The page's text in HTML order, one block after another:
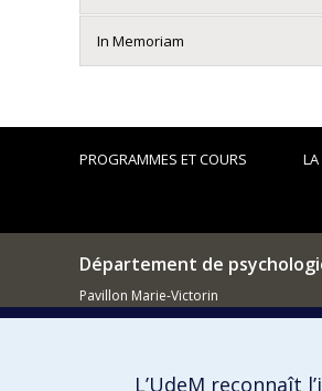
In Memoriam
PROGRAMMES ET COURS LA
Département de
Pavillon Marie-Victorin
90, avenue Vincent d'Indy
514 343-6972L’UdeM reconnaît